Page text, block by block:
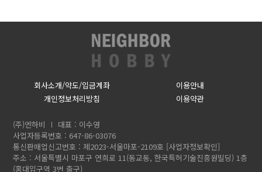
회사소개/약도/입금계좌
이용안내
개인정보처리방침
이용약관
(주)엔하비
대표 : 이수영
사업자등록번호 : 647-86-03076
통신판매업신고번호 : 제2023-서울마포-2109호 [사업자정보확인]
주소 : 서울특별시 마포구 연희로 11(동교동, 한국특허기술진흥원빌딩) 1층
(홍대입구역 3번 출구)